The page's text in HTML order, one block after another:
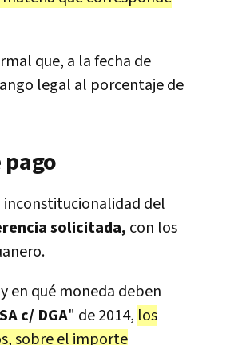
que, a la fecha de
legal al porcentaje de
inconstitucionalidad del
solicitada, con los
en qué moneda deben
c/ DGA" de 2014, los
sobre el importe